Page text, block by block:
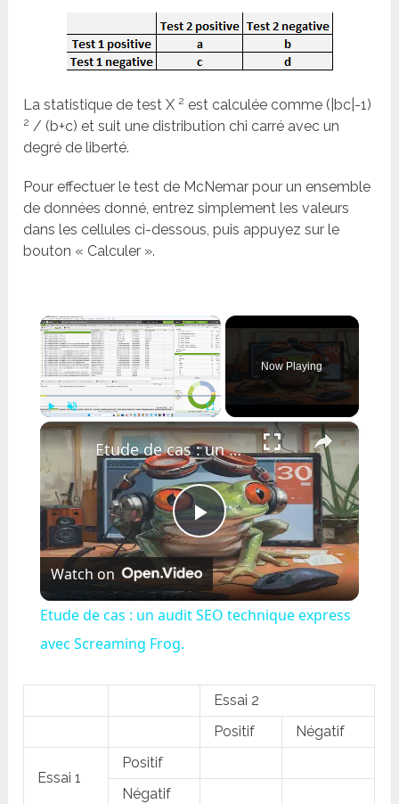
La statistique de test X 2 est calculée comme (|bc|-1)
2 / (b+c) et suit une distribution chi carré avec un
degré de liberté.
Pour effectuer le test de McNemar pour un ensemble
de données donné, entrez simplement les valeurs
dans les cellules ci-dessous, puis appuyez sur le
bouton « Calculer ».
×
Play Unmute
Now Playing
×
Play
Video
Etude de cas : un audit SEO technique express avec Screaming Frog.
Watch on
Etude de cas : un audit SEO technique express
avec Screaming Frog.
Essai 2
Positif
Négatif
Essai 1
Positif
Négatif